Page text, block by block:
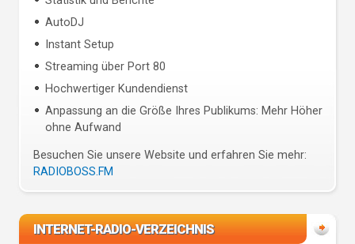
AutoDJ
Instant Setup
Streaming über Port 80
Hochwertiger Kundendienst
Anpassung an die Größe Ihres Publikums: Mehr Höher
ohne Aufwand
Besuchen Sie unsere Website und erfahren Sie mehr:
RADIOBOSS.FM
INTERNET-RADIO-VERZEICHNIS